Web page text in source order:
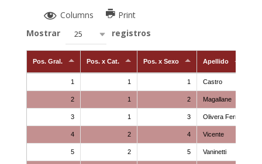
Columns
Print
Mostrar
25 registros
Pos. Gral. Pos. x Cat. Pos. x Sexo Apellido
1 1 1 Castro
2 1 2 Magallane
3 1 3 Olivera Ferreyra
4 2 4 Vicente
5 2 5 Vaninetti